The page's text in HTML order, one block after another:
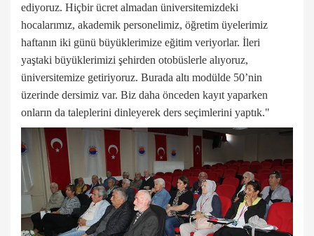
ediyoruz. Hiçbir ücret almadan üniversitemizdeki
hocalarımız, akademik personelimiz, öğretim üyelerimiz
haftanın iki günü büyüklerimize eğitim veriyorlar. İleri
yaştaki büyüklerimizi şehirden otobüslerle alıyoruz,
üniversitemize getiriyoruz. Burada altı modülde 50’nin
üzerinde dersimiz var. Biz daha önceden kayıt yaparken
onların da taleplerini dinleyerek ders seçimlerini yaptık."